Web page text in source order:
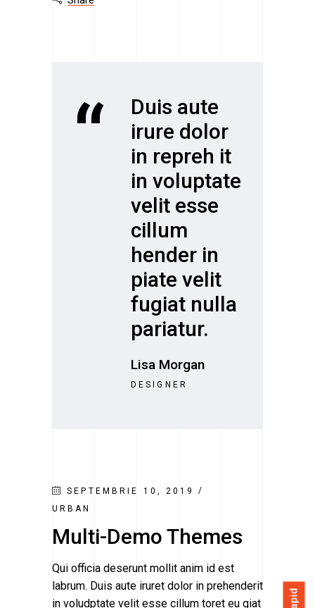
“
Duis aute
irure dolor
in repreh it
in voluptate
velit esse
cillum
hender in
piate velit
fugiat nulla
pariatur.
Lisa Morgan
DESIGNER
SEPTEMBRIE 10, 2019
URBAN
Multi-Demo Themes
Qui officia deserunt mollit anim id est
labrum. Duis aute iruret dolor in prehenderit
in voludptate velit esse cillum toret eu giat